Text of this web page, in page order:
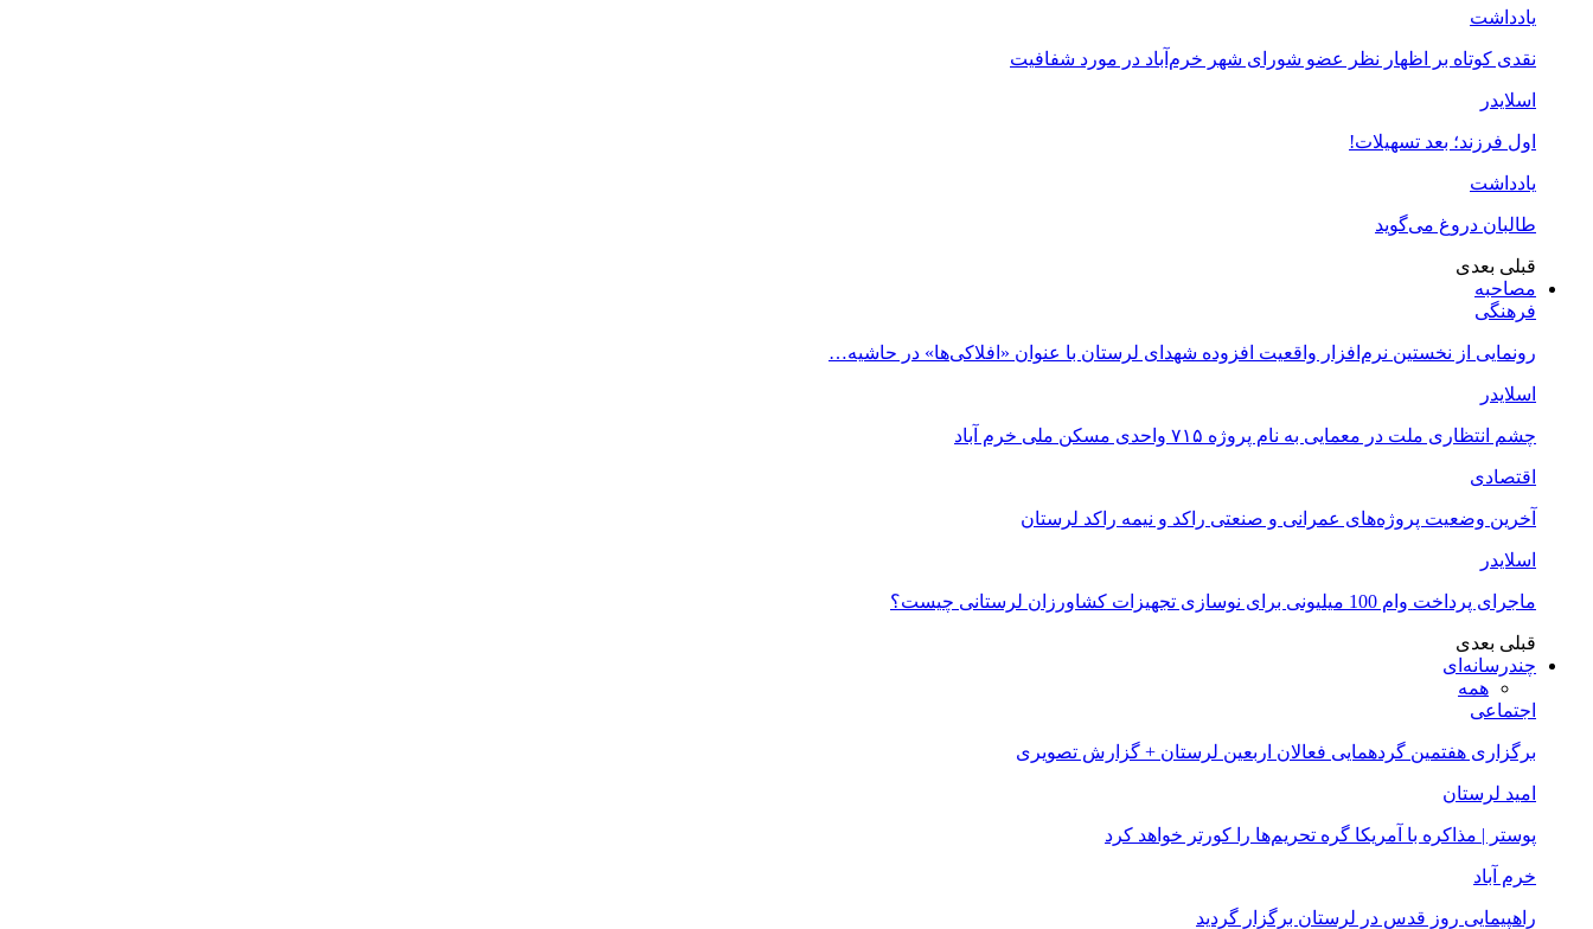
یادداشت
نقدی کوتاه بر اظهار نظر عضو شورای شهر خرم‌آباد در مورد شفافیت
اسلایدر
اول فرزند؛ بعد تسهیلات!
یادداشت
طالبان دروغ می‌گوید
قبلی بعدی
مصاحبه
فرهنگی
رونمایی از نخستین نرم‌افزار واقعیت افزوده شهدای لرستان با عنوان «افلاکی‌ها» در حاشیه…
اسلایدر
چشم انتظاری ملت در معمایی به نام پروژه ۷۱۵ واحدی مسکن ملی خرم آباد
اقتصادی
آخرین وضعیت پروژه‌های عمرانی و صنعتی راکد و نیمه راکد لرستان
اسلایدر
ماجرای پرداخت وام 100 میلیونی برای نوسازی تجهیزات کشاورزان لرستانی چیست؟
قبلی بعدی
چندرسانه‌ای
همه
اجتماعی
برگزاری هفتمین گردهمایی فعالان اربعین لرستان + گزارش تصویری
امید لرستان
پوستر | مذاکره با آمریکا گره تحریم‌ها را کورتر خواهد کرد
خرم آباد
راهپیمایی روز قدس در لرستان برگزار گردید